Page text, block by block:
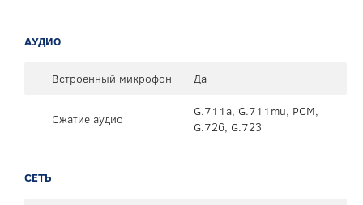
АУДИО
Встроенный микрофон Да
Сжатие аудио
G.711a, G.711mu, PCM,
G.726, G.723
СЕТЬ